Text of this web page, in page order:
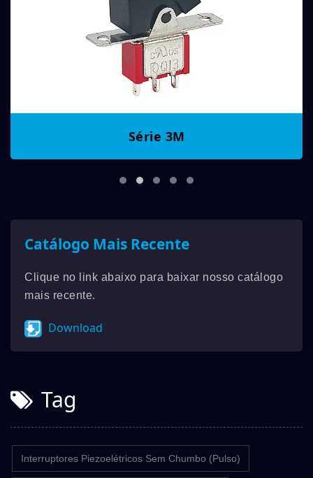
Série 3M
Catálogo Mais Recente
Clique no link abaixo para baixar nosso catálogo
mais recente.
Download
Tag
Interruptores Piezoelétricos Sem Chumbo (Pulso)